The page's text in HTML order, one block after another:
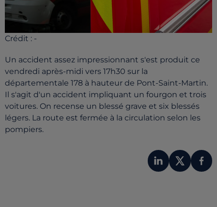
Crédit : -
Un accident assez impressionnant s'est produit ce
vendredi après-midi vers 17h30 sur la
départementale 178 à hauteur de Pont-Saint-Martin.
Il s'agit d'un accident impliquant un fourgon et trois
voitures. On recense un blessé grave et six blessés
légers. La route est fermée à la circulation selon les
pompiers.